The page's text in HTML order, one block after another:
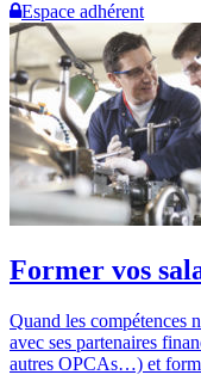
Espace adhérent
Former vos
Quand les compétences
avec ses partenaires
autres OPCAs…) et